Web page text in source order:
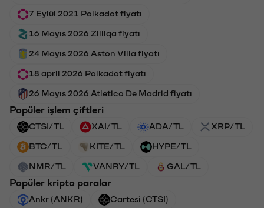
7 Eylül 2021 Polkadot fiyatı
16 Mayıs 2026 Zilliqa fiyatı
24 Mayıs 2026 Aston Villa fiyatı
18 april 2026 Polkadot fiyatı
26 Mayıs 2026 Atletico De Madrid fiyatı
Popüler işlem çiftleri
CTSI/TL XAI/TL ADA/TL XRP/TL
BTC/TL KITE/TL HYPE/TL
NMR/TL VANRY/TL GAL/TL
Popüler kripto paralar
Ankr (ANKR) Cartesi (CTSI)